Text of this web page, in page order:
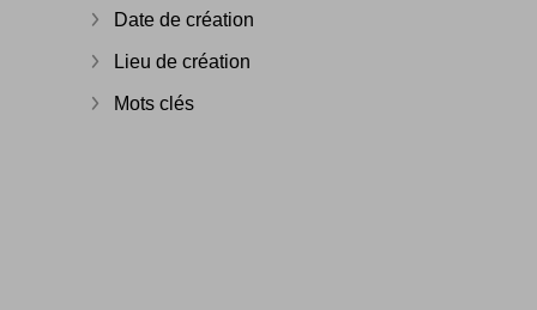
Afficher plus
Date de création
Afficher plus
Lieu de création
Afficher plus
Mots clés